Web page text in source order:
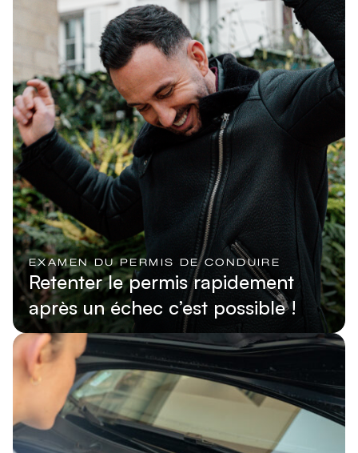
EXAMEN DU PERMIS DE CONDUIRE
Retenter le permis rapidement
après un échec c’est possible !
Lire l'article